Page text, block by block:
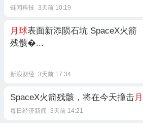
链闻科技 3天前 10:19
月球表面新添陨石坑 SpaceX火箭
残骸�...
新浪财经 3天前 17:34
SpaceX火箭残骸，将在今天撞击
每日经济新闻 3天前 14:21